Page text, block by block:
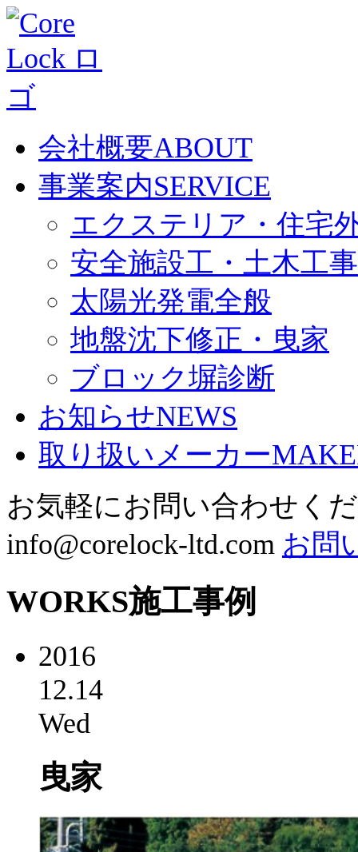
会社概要ABOUT
事業案内SERVICE
エクステリア・住宅
安全施設工・土木工事
太陽光発電全般
地盤沈下修正・曳家
ブロック塀診断
お知らせNEWS
取り扱いメーカー
お気軽にお問い合わせく
info@corelock-ltd.com お問
WORKS施工事例
2016
12.14
Wed
曳家